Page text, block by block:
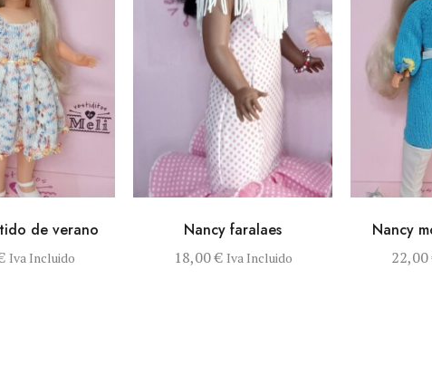
OPCIONES
Este producto tiene múltiples variantes. Las opciones
de verano
Iva Incluido
CARRITO
Nancy faralaes
18,00€ Iva Incluido
Nancy
22,00